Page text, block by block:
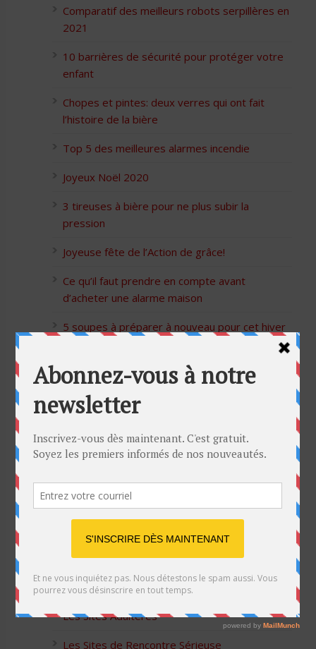
Comparatif des meilleurs robots serpillères en
2021
10 barrières de sécurité pour protéger votre
enfant
Chopes et pintes: deux verres qui ont fait
l’histoire de la bière
Top 5 des meilleures alarmes incendie
Joyeux Noël 2020
3 tireuses à bière pour ne plus subir la
pression
Joyeuse fête de l’Action de grâce!
Ce qu’il faut prendre en compte avant
d’acheter une alarme maison
5 soupes à préparer à nouveau pour cet hiver
5 idées cadeaux Moulinex pour votre mère
pour l’Action de Grâce
Blague de café: Une femme infidèle trompe
son mari
Listes des Sites de Rencontre
Les Sites Libertins
Les Apps pour les Couples Échangistes
Les Sites Adultères
Les Sites de Rencontre Sérieuse